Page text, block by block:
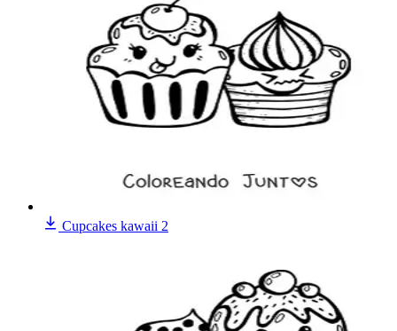
Cupcakes kawaii 2